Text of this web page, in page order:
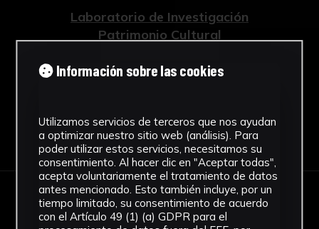
Laboratorio de Investigación
Patrimonio Cultural
Descargar Ficha
IMÁGENES
Información sobre las cookies
Utilizamos servicios de terceros que nos ayudan
a optimizar nuestro sitio web (análisis). Para
poder utilizar estos servicios, necesitamos su
consentimiento. Al hacer clic en "Aceptar todas",
acepta voluntariamente el tratamiento de datos
antes mencionado. Esto también incluye, por un
tiempo limitado, su consentimiento de acuerdo
con el Artículo 49 (1) (a) GDPR para el